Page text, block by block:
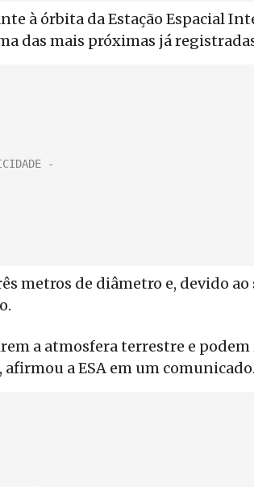
à órbita da Estação Espacial
das mais próximas já
metros de diâmetro e, devido ao
a atmosfera terrestre e
a ESA em um comunicado.